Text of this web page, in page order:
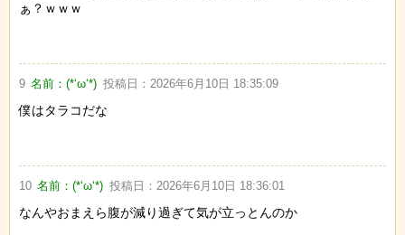
ぁ？ｗｗｗ
9 名前：(*‘ω‘*) 投稿日： 2026年6月10日 18:35:09
僕はタラコだな
10 名前：(*‘ω‘*) 投稿日： 2026年6月10日 18:36:01
なんやおまえら腹が減り過ぎて気が立っとんのか